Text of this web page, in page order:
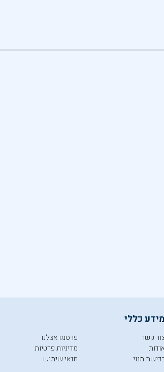
מידע כללי
קשר
רכישת מנוי
פרסמו אצלנו
מדיניות פרטיות
תנאי שימוש